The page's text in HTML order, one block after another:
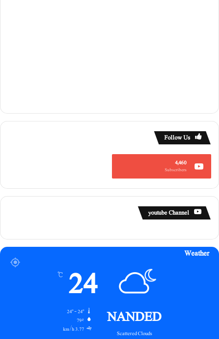
Follow Us
4,460
Subscribers
youtube Channel
Weather
NANDED
Scattered Clouds
24
℃
79%
3.77 km/h